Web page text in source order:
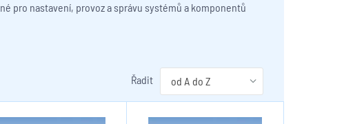
pro nastavení, provoz a správu systémů a komponentů
Řadit